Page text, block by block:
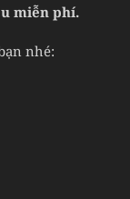
miễn phí.
nhé: